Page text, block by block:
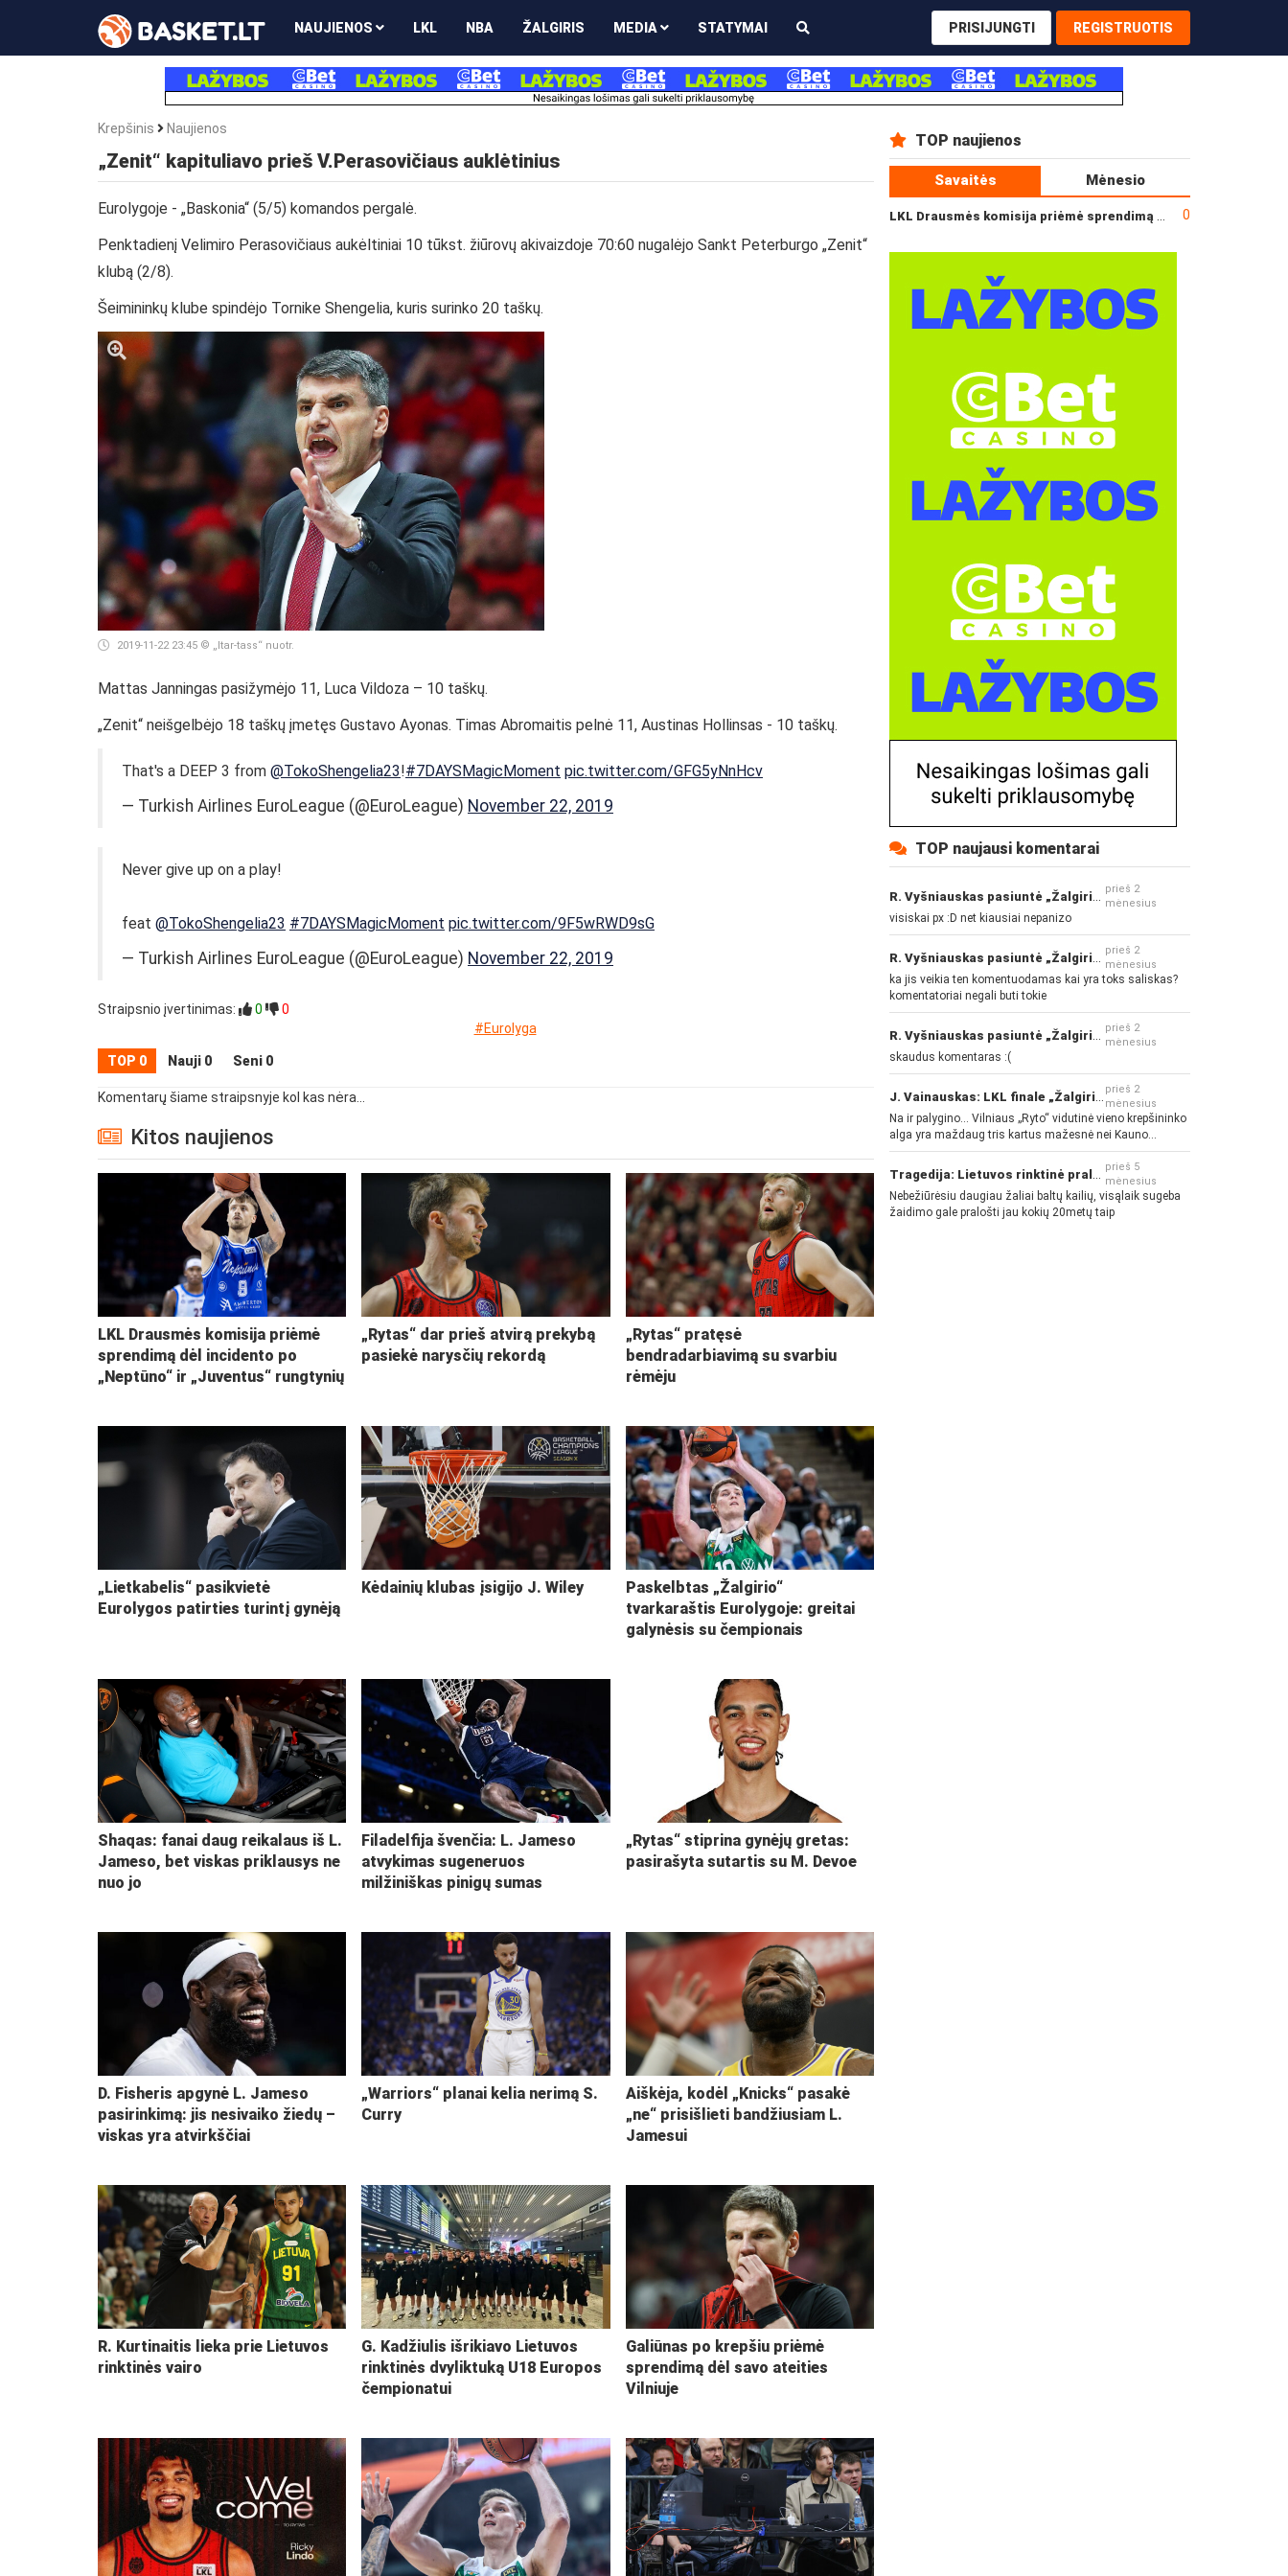
NAUJIENOS LKL NBA ŽALGIRIS MEDIA STATYMAI PRISIJUNGTI REGISTRUOTIS
Krepšinis Naujienos
„Zenit“ kapituliavo prieš V.Perasovičiaus auklėtinius
Eurolygoje - „Baskonia“ (5/5) komandos pergalė.
Penktadienį Velimiro Perasovičiaus aukėltiniai 10 tūkst. žiūrovų akivaizdoje 70:60 nugalėjo Sankt Peterburgo „Zenit“
klubą (2/8).
Šeimininkų klube spindėjo Tornike Shengelia, kuris surinko 20 taškų.
2019-11-22 23:45 © „Itar-tass“ nuotr.
Mattas Janningas pasižymėjo 11, Luca Vildoza – 10 taškų.
„Zenit“ neišgelbėjo 18 taškų įmetęs Gustavo Ayonas. Timas Abromaitis pelnė 11, Austinas Hollinsas - 10 taškų.
That's a DEEP 3 from @TokoShengelia23!#7DAYSMagicMoment pic.twitter.com/GFG5yNnHcv
— Turkish Airlines EuroLeague (@EuroLeague) November 22, 2019
Never give up on a play!
feat @TokoShengelia23 #7DAYSMagicMoment pic.twitter.com/9F5wRWD9sG
— Turkish Airlines EuroLeague (@EuroLeague) November 22, 2019
Straipsnio įvertinimas: 0
0
#Eurolyga
TOP 0 Nauji 0 Seni 0
Komentarų šiame straipsnyje kol kas nėra...
Kitos naujienos
LKL Drausmės komisija priėmė
sprendimą dėl incidento po
„Neptūno“ ir „Juventus“ rungtynių
„Rytas“ dar prieš atvirą prekybą
pasiekė narysčių rekordą
„Rytas“ pratęsė
bendradarbiavimą su svarbiu
rėmėju
„Lietkabelis“ pasikvietė
Eurolygos patirties turintį gynėją
Kėdainių klubas įsigijo J. Wiley
Paskelbtas „Žalgirio“
tvarkaraštis Eurolygoje: greitai
galynėsis su čempionais
Shaqas: fanai daug reikalaus iš L.
Jameso, bet viskas priklausys ne
nuo jo
Filadelfija švenčia: L. Jameso
atvykimas sugeneruos
milžiniškas pinigų sumas
„Rytas“ stiprina gynėjų gretas:
pasirašyta sutartis su M. Devoe
D. Fisheris apgynė L. Jameso
pasirinkimą: jis nesivaiko žiedų –
viskas yra atvirkščiai
„Warriors“ planai kelia nerimą S.
Curry
Aiškėja, kodėl „Knicks“ pasakė
„ne“ prisišlieti bandžiusiam L.
Jamesui
R. Kurtinaitis lieka prie Lietuvos
rinktinės vairo
G. Kadžiulis išrikiavo Lietuvos
rinktinės dvyliktuką U18 Europos
čempionatui
Galiūnas po krepšiu priėmė
sprendimą dėl savo ateities
Vilniuje
TOP naujienos
Savaitės Mėnesio
0
TOP naujausi komentarai
prieš 2
mėnesius
visiskai px :D net kiausiai nepanizo
prieš 2
mėnesius
ka jis veikia ten komentuodamas kai yra toks saliskas?
komentatoriai negali buti tokie
prieš 2
mėnesius
skaudus komentaras :(
prieš 2
mėnesius
Na ir palygino... Vilniaus „Ryto“ vidutinė vieno krepšininko
alga yra maždaug tris kartus mažesnė nei Kauno
„Žalgirio“... Mokama už sugebėjimus... Nėra pinigų - nėra
gerų žaidėjų...
prieš 5
mėnesius
Nebežiūrėsiu daugiau žaliai baltų kailių, visąlaik sugeba
žaidimo gale pralošti jau kokių 20metų taip